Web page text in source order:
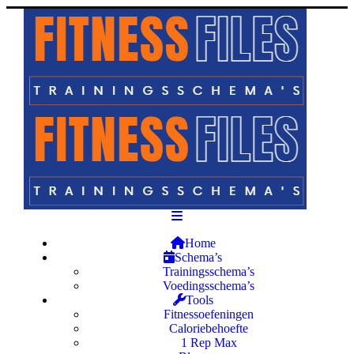
Home
Schema’s
Trainingsschema’s
Voedingsschema’s
Tools
Fitnessoefeningen
Caloriebehoefte
1 Rep Max